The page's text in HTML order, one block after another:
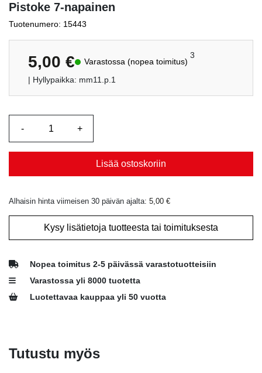
Pistoke 7-napainen
Tuotenumero: 15443
5,00 € Varastossa (nopea toimitus)
3
| Hyllypaikka: mm11.p.1
Lisää ostoskoriin
Alhaisin hinta viimeisen 30 päivän ajalta: 5,00 €
Kysy lisätietoja tuotteesta tai toimituksesta
Nopea toimitus 2-5 päivässä varastotuotteisiin
Varastossa yli 8000 tuotetta
Luotettavaa kauppaa yli 50 vuotta
Tutustu myös